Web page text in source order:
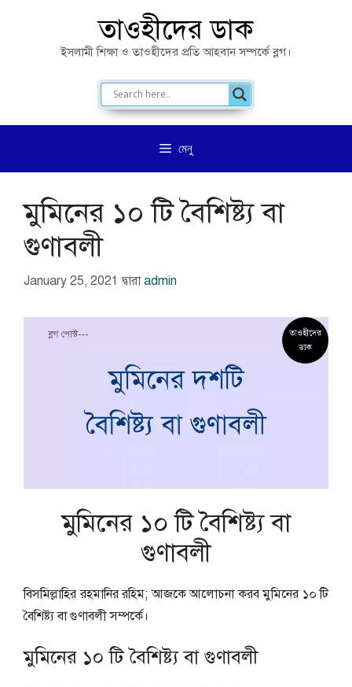
তাওহীদের ডাক
ইসলামী শিক্ষা ও তাওহীদের প্রতি আহবান সম্পর্কে ব্লগ।
মেনু
মুমিনের ১০ টি বৈশিষ্ট্য বা
গুণাবলী
January 25, 2021 দ্বারাadmin
মুমিনের ১০ টি বৈশিষ্ট্য বা
গুণাবলী
বিসমিল্লাহির রহমানির রহিম; আজকে আলোচনা করব মুমিনের ১০ টি
বৈশিষ্ট্য বা গুণাবলী সম্পর্কে।
মুমিনের ১০ টি বৈশিষ্ট্য বা গুণাবলী